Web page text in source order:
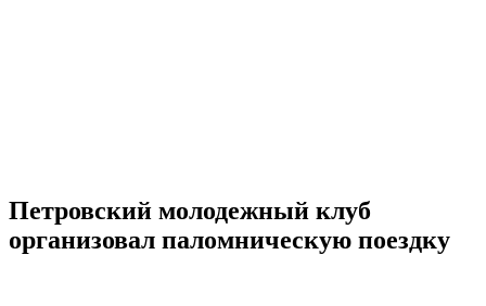
Петровский молодежный клуб
организовал паломническую поездку